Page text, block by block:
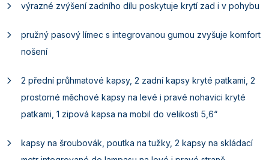
výrazné zvýšení zadního dílu poskytuje krytí zad i v pohybu
pružný pasový límec s integrovanou gumou zvyšuje komfort
nošení
2 přední průhmatové kapsy, 2 zadní kapsy kryté patkami, 2
prostorné měchové kapsy na levé i pravé nohavici kryté
patkami, 1 zipová kapsa na mobil do velikosti 5,6“
kapsy na šroubovák, poutka na tužky, 2 kapsy na skládací